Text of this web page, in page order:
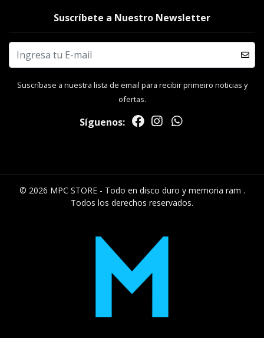
Suscríbete a Nuestro Newsletter
Suscríbase a nuestra lista de email para recibir primeiro noticias y
ofertas.
Síguenos:
© 2026 MPC STORE - Todo en disco duro y memoria ram .
Todos los derechos reservados.